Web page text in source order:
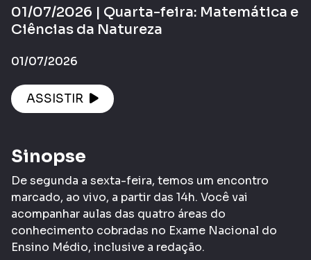
01/07/2026 | Quarta-feira: Matemática e
Ciências da Natureza
01/07/2026
ASSISTIR
Sinopse
De segunda a sexta-feira, temos um encontro
marcado, ao vivo, a partir das 14h. Você vai
acompanhar aulas das quatro áreas do
conhecimento cobradas no Exame Nacional do
Ensino Médio, inclusive a redação.